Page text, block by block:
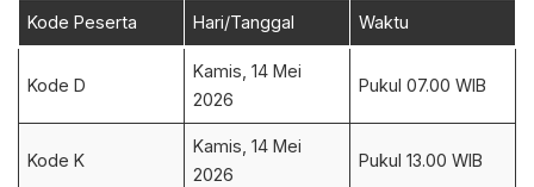
Kode Peserta Hari/Tanggal Waktu
Kode D
Kamis, 14 Mei
2026
Pukul 07.00 WIB
Kode K
Kamis, 14 Mei
2026
Pukul 13.00 WIB